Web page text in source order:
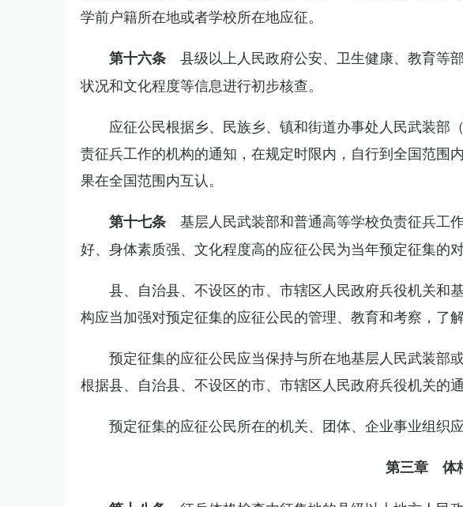
学前户籍所在地或者学校所在地应征。
第十六条 县级以上人民政府公安、卫生健康、教育等
状况和文化程度等信息进行初步核查。
应征公民根据乡、民族乡、镇和街道办事处人民武装部
责征兵工作的机构的通知，在规定时限内，自行到全国范围
果在全国范围内互认。
第十七条 基层人民武装部和普通高等学校负责征兵工
好、身体素质强、文化程度高的应征公民为当年预定征集的
县、自治县、不设区的市、市辖区人民政府兵役机关和
构应当加强对预定征集的应征公民的管理、教育和考察，了解
预定征集的应征公民应当保持与所在地基层人民武装部
根据县、自治县、不设区的市、市辖区人民政府兵役机关的通
预定征集的应征公民所在的机关、团体、企业事业组织
第三章 体